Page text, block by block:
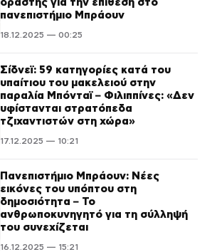
πανεπιστήμιο Μπράουν
18.12.2025 — 00:25
Σίδνεϊ: 59 κατηγορίες κατά του
υπαίτιου του μακελειού στην
παραλία Μπόνταϊ – Φιλιππίνες: «Δεν
υφίστανται στρατόπεδα
τζιχαντιστών στη χώρα»
17.12.2025 — 10:21
Πανεπιστήμιο Μπράουν: Νέες
εικόνες του υπόπτου στη
δημοσιότητα – Το
ανθρωποκυνηγητό για τη σύλληψή
του συνεχίζεται
16.12.2025 — 15:21